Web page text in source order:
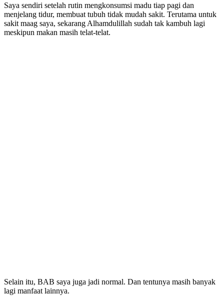
Saya sendiri setelah rutin mengkonsumsi madu tiap pagi dan
menjelang tidur, membuat tubuh tidak mudah sakit. Terutama untuk
sakit maag saya, sekarang Alhamdulillah sudah tak kambuh lagi
meskipun makan masih telat-telat.
Selain itu, BAB saya juga jadi normal. Dan tentunya masih banyak
lagi manfaat lainnya.